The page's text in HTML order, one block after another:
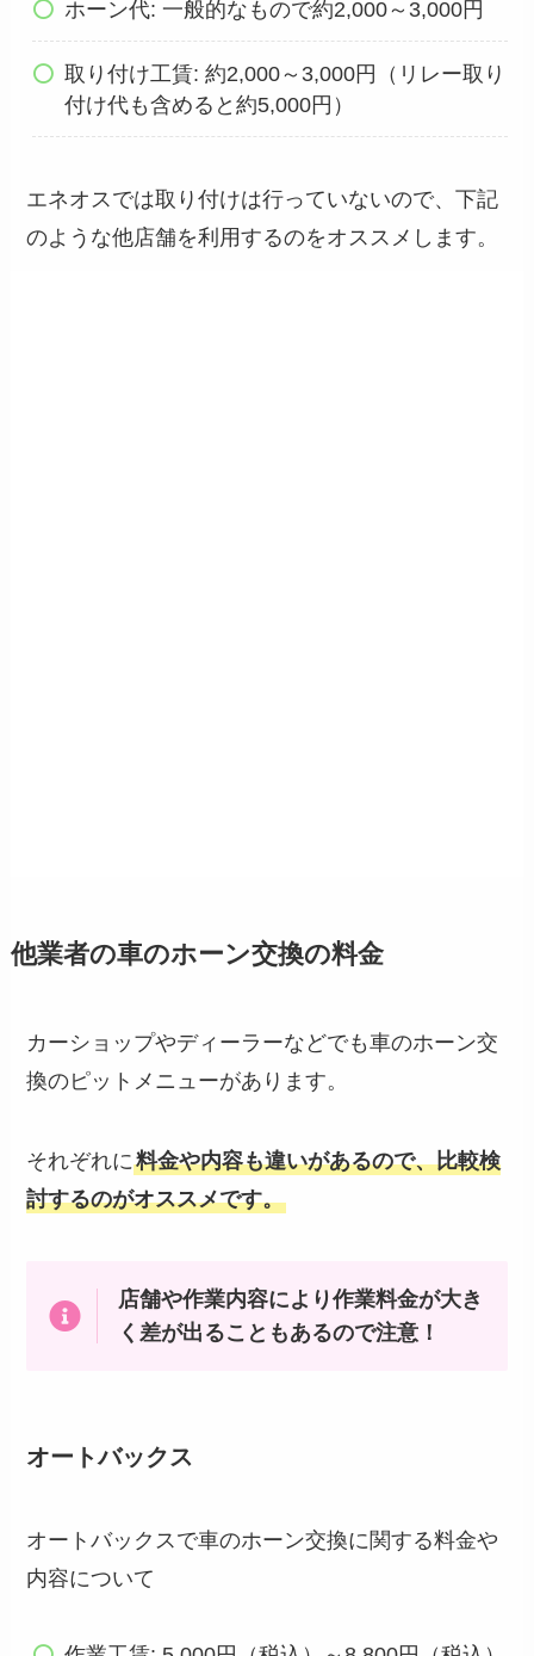
ホーン代: 一般的なもので約2,000～3,000円
取り付け工賃: 約2,000～3,000円（リレー取り
付け代も含めると約5,000円）
エネオスでは取り付けは行っていないので、下記
のような他店舗を利用するのをオススメします。
他業者の車のホーン交換の料金
カーショップやディーラーなどでも車のホーン交
換のピットメニューがあります。
それぞれに料金や内容も違いがあるので、比較検
討するのがオススメです。
店舗や作業内容により作業料金が大き
く差が出ることもあるので注意！
オートバックス
オートバックスで車のホーン交換に関する料金や
内容について